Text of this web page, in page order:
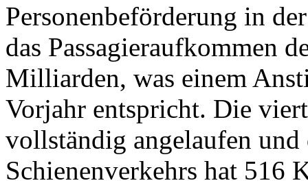
Personenbeförderung in
das Passagieraufkommen
Milliarden, was einem
Vorjahr entspricht. Die
vollständig angelaufen und
Schienenverkehrs hat 516